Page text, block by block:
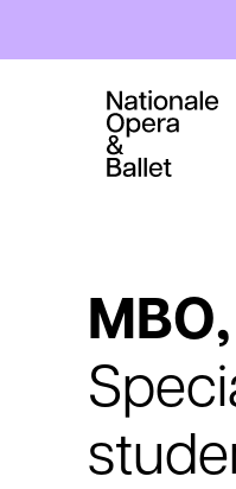
inhoud
gaan